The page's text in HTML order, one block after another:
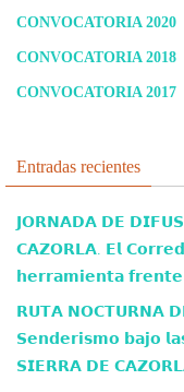
CONVOCATORIA 2020
CONVOCATORIA 2018
CONVOCATORIA 2017
Entradas recientes
𝗝𝗢𝗥𝗡𝗔𝗗𝗔 𝗗𝗘
𝗖𝗔𝗭𝗢𝗥𝗟𝗔. 𝗘𝗹
𝗵𝗲𝗿𝗿𝗮𝗺𝗶𝗲𝗻𝘁𝗮
𝗥𝗨𝗧𝗔 𝗡𝗢𝗖𝗧𝗨𝗥𝗡𝗔
𝗦𝗲𝗻𝗱𝗲𝗿𝗶𝘀𝗺𝗼 𝗯𝗮𝗷𝗼
𝗦𝗜𝗘𝗥𝗥𝗔 𝗗𝗘